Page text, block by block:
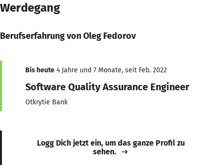
Werdegang
Berufserfahrung von Oleg Fedorov
Bis heute 4 Jahre und 7 Monate, seit Feb. 2022
Software Quality Assurance Engineer
Otkrytie Bank
Logg Dich jetzt ein, um das ganze Profil zu
sehen.